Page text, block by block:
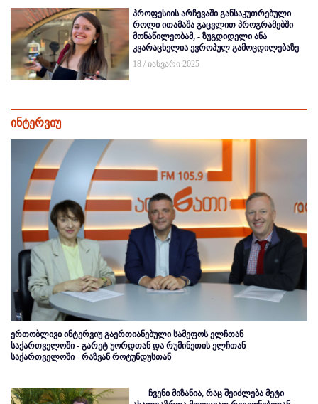
პროფესიის არჩევაში განსაკუთრებული
როლი ითამაშა გაცვლით პროგრამებში
მონაწილეობამ, - ზუგდიდელი ანა
კვარაცხელია ევროპულ გამოცდილებაზე
18 / იანვარი 2025
ინტერვიუ
ერთობლივი ინტერვიუ გაერთიანებული სამეფოს ელჩთან
საქართველოში - გარეტ უორდთან და რუმინეთის ელჩთან
საქართველოში - რაზვან როტუნდუსთან
ჩვენი მიზანია, რაც შეიძლება მეტი